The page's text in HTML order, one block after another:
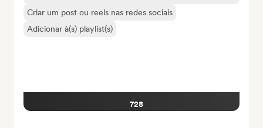
Criar um post ou reels nas redes sociais
Adicionar à(s) playlist(s)
728